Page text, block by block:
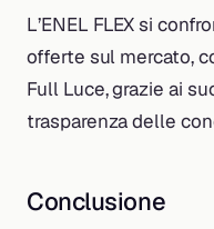
L’ENEL FLEX si
offerte sul mercato,
Full Luce, grazie ai
trasparenza delle
Conclusione